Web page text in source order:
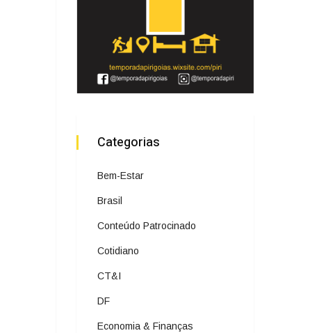
Categorias
Bem-Estar
Brasil
Conteúdo Patrocinado
Cotidiano
CT&I
DF
Economia & Finanças